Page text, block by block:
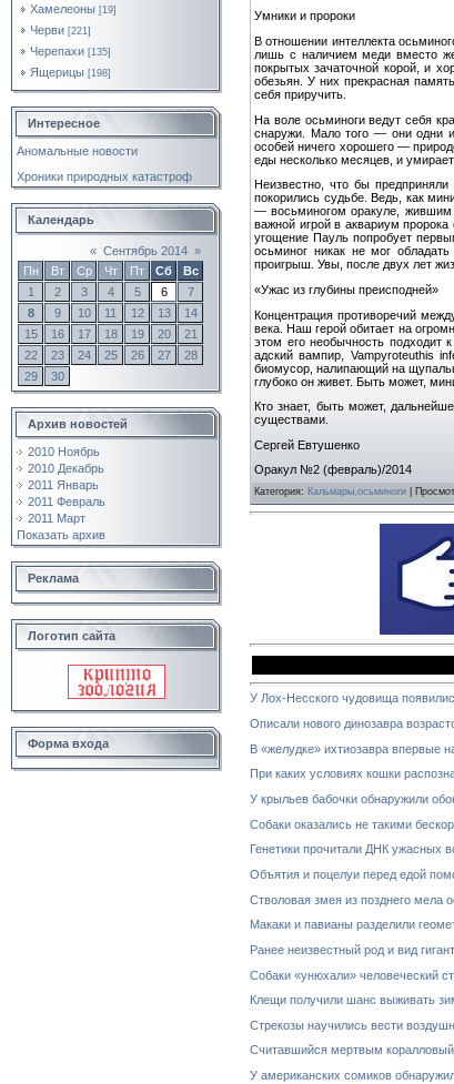
Хамелеоны [19]
Черви [221]
Черепахи [135]
Ящерицы [198]
Интересное
Аномальные новости
Хроники природных катастроф
Календарь
« Сентябрь 2014 »
Пн
Вт Ср Чт Пт Сб
Вс
1
2 3 4 5 6
7
8
9 10 11 12 13
14
15
16 17 18 19 20
21
22
23 24 25 26 27
28
29
30
Архив новостей
2010 Ноябрь
2010 Декабрь
2011 Январь
2011 Февраль
2011 Март
Показать архив
Реклама
Логотип сайта
Форма входа
Умники и пророки
В отношении интеллекта
лишь с наличием меди вместо
покрытых зачаточной корой, и
обезьян. У них прекрасная
себя приручить.
На воле осьминоги ведут себя
снаружи. Мало того — они одни
особей ничего хорошего —
еды несколько месяцев, и
Неизвестно, что бы
покорились судьбе. Ведь, как
— восьминогом оракуле, жившим
важной игрой в аквариум
угощение Пауль попробует
осьминог никак не мог
проигрыш. Увы, после двух лет
«Ужас из глубины преисподней»
Концентрация противоречий
века. Наш герой обитает на
этом его необычность подходит
адский вампир, Vampyroteuthis
биомусор, налипающий на
глубоко он живет. Быть может,
Кто знает, быть может,
существами.
Сергей Евтушенко
Оракул №2 (февраль)/2014
Категория: Кальмары,осьминоги
У Лох-Несского чудовища
Описали нового динозавра
В «желудке» ихтиозавра впервые
При каких условиях кошки
У крыльев бабочки обнаружили
Собаки оказались не такими
Генетики прочитали ДНК ужасных
Объятия и поцелуи перед едой
Стволовая змея из позднего мела
Макаки и павианы разделили
Ранее неизвестный род и вид
Собаки «унюхали» человеческий
Клещи получили шанс выживать
Стрекозы научились вести
Считавшийся мертвым
У американских сомиков